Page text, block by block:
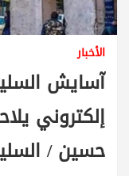
الأخبار
آسايش
إلكتروني
حسين /